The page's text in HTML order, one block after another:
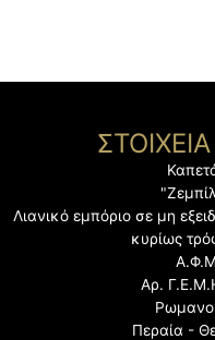
Λιανικό εμπόριο σε μη
κυρίως
Αρ.
Περαία -